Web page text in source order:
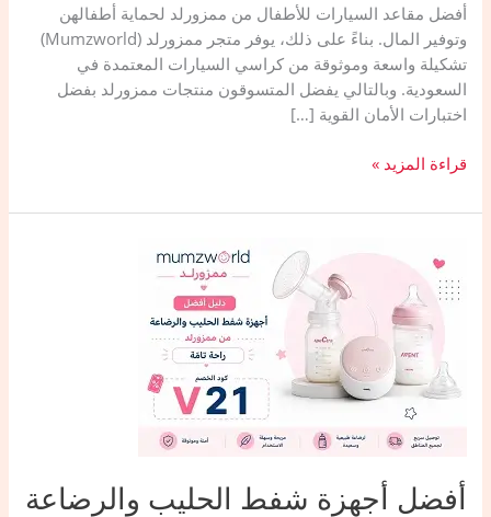
أفضل مقاعد السيارات للأطفال من ممزورلد لحماية أطفالهن
وتوفير المال. بناءً على ذلك، يوفر متجر ممزورلد (Mumzworld)
تشكيلة واسعة وموثوقة من كراسي السيارات المعتمدة في
السعودية. وبالتالي يفضل المتسوقون منتجات ممزورلد بفضل
اختبارات الأمان القوية […]
أفضل
السيارات
ممزورلد
وأقل
تكلفة
V21
قراءة المزيد »
أفضل أجهزة شفط الحليب والرضاعة